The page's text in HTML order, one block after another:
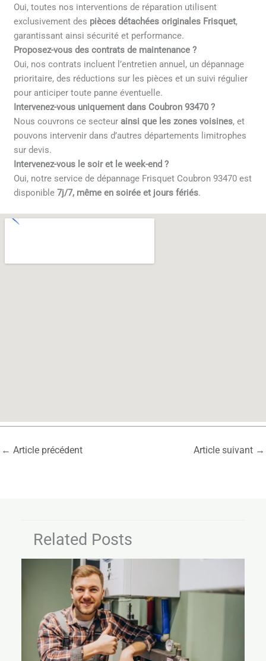
Oui, toutes nos interventions de réparation utilisent
exclusivement des pièces détachées originales Frisquet,
garantissant ainsi sécurité et performance.
Proposez-vous des contrats de maintenance ?
Oui, nos contrats incluent l’entretien annuel, un dépannage
prioritaire, des réductions sur les pièces et un suivi régulier
pour anticiper toute panne éventuelle.
Intervenez-vous uniquement dans Coubron 93470 ?
Nous couvrons ce secteur ainsi que les zones voisines, et
pouvons intervenir dans d’autres départements limitrophes
sur devis.
Intervenez-vous le soir et le week-end ?
Oui, notre service de dépannage Frisquet Coubron 93470 est
disponible7j/7, même en soirée et jours fériés.
← Article précédent Article suivant →
Related Posts